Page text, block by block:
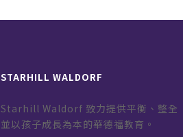
STARHILL WALDORF
Starhill Waldorf 致力提供平衡、整全
並以孩子成長為本的華德福教育。